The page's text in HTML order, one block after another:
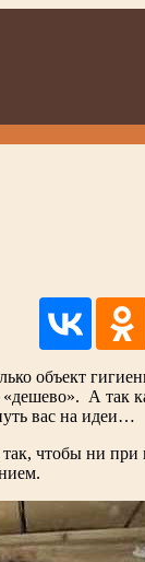
объект
А так
вас на идеи…
чтобы ни